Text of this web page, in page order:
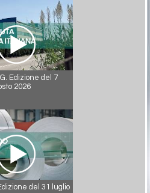
Edizione del 7
2026
del 31 luglio